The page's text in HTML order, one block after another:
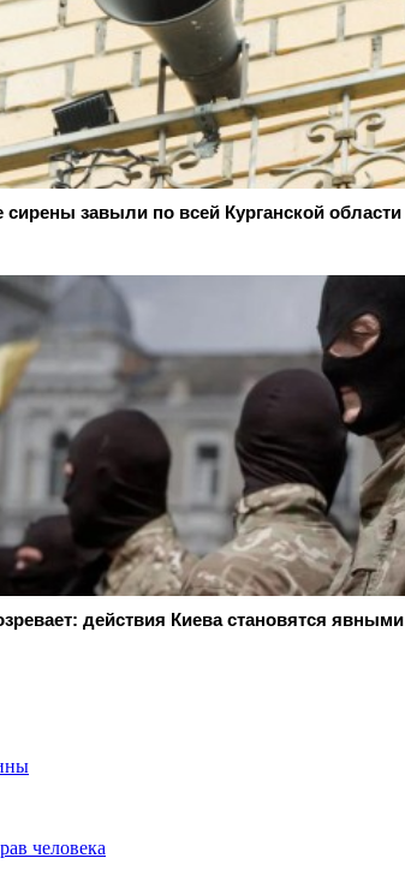
завыли по всей Курганской области
действия Киева становятся явными
человека